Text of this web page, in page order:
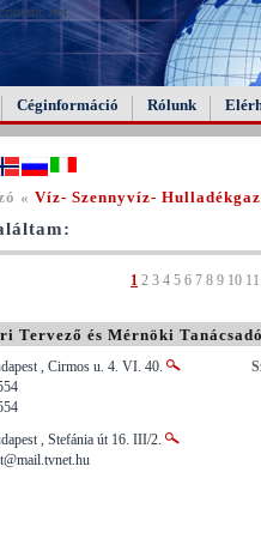
not
Céginformáció Rólunk
« Víz- Szennyvíz-
1 2 3 4 5 6 7 8 9 10 11
Tervező és Mérnöki
, Cirmos u. 4. VI. 40.
, Stefánia út 16. III/2.